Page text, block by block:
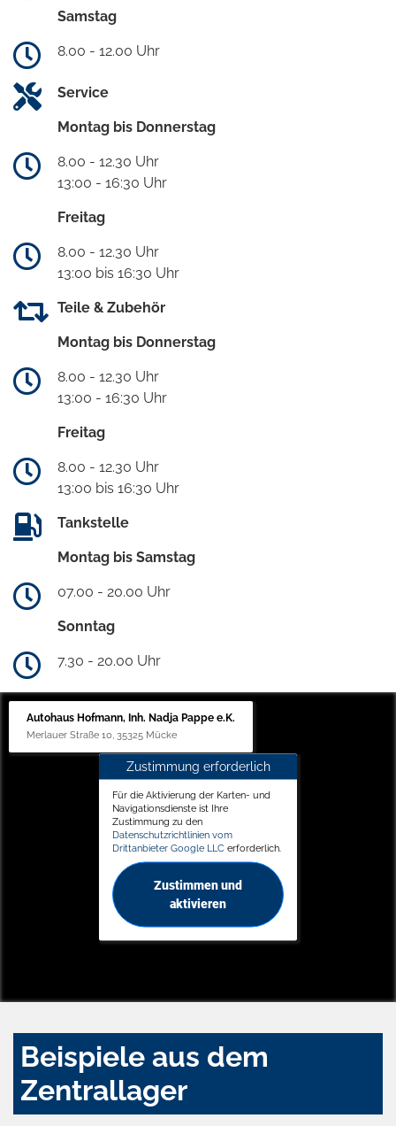
Samstag
8.00 - 12.00 Uhr
Service
Montag bis Donnerstag
8.00 - 12.30 Uhr
13:00 - 16:30 Uhr
Freitag
8.00 - 12.30 Uhr
13:00 bis 16:30 Uhr
Teile & Zubehör
Montag bis Donnerstag
8.00 - 12.30 Uhr
13:00 - 16:30 Uhr
Freitag
8.00 - 12.30 Uhr
13:00 bis 16:30 Uhr
Tankstelle
Montag bis Samstag
07.00 - 20.00 Uhr
Sonntag
7.30 - 20.00 Uhr
Autohaus Hofmann, Inh. Nadja Pappe e.K.
Merlauer Straße 10, 35325 Mücke
Zustimmung erforderlich
Für die Aktivierung der Karten- und
Navigationsdienste ist Ihre
Zustimmung zu den
Datenschutzrichtlinien vom
Drittanbieter Google LLC erforderlich.
Zustimmen und
aktivieren
Beispiele aus dem
Zentrallager